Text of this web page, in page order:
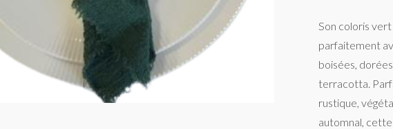
Son coloris
parfaitement
boisées,
terracotta.
rustique,
automnal,